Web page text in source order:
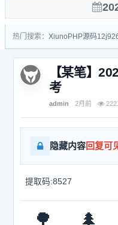
热门搜索： Xiuno PHP源码
【某笔】
考
admin 2月前 2221
隐藏内容回复可
提取码:8527
🌳 🌲